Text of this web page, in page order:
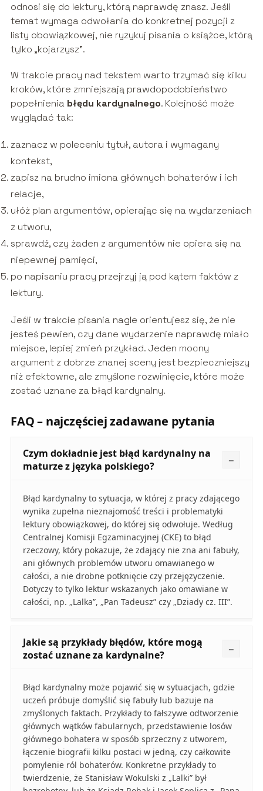
odnosi się do lektury, którą naprawdę znasz. Jeśli
temat wymaga odwołania do konkretnej pozycji z
listy obowiązkowej, nie ryzykuj pisania o książce, którą
tylko „kojarzysz”.
W trakcie pracy nad tekstem warto trzymać się kilku
kroków, które zmniejszają prawdopodobieństwo
popełnienia błędu kardynalnego. Kolejność może
wyglądać tak:
zaznacz w poleceniu tytuł, autora i wymagany
kontekst,
zapisz na brudno imiona głównych bohaterów i ich
relacje,
ułóż plan argumentów, opierając się na wydarzeniach
z utworu,
sprawdź, czy żaden z argumentów nie opiera się na
niepewnej pamięci,
po napisaniu pracy przejrzyj ją pod kątem faktów z
lektury.
Jeśli w trakcie pisania nagle orientujesz się, że nie
jesteś pewien, czy dane wydarzenie naprawdę miało
miejsce, lepiej zmień przykład. Jeden mocny
argument z dobrze znanej sceny jest bezpieczniejszy
niż efektowne, ale zmyślone rozwinięcie, które może
zostać uznane za błąd kardynalny.
FAQ – najczęściej zadawane pytania
Czym dokładnie jest błąd kardynalny na
maturze z języka polskiego?
Błąd kardynalny to sytuacja, w której z pracy zdającego
wynika zupełna nieznajomość treści i problematyki
lektury obowiązkowej, do której się odwołuje. Według
Centralnej Komisji Egzaminacyjnej (CKE) to błąd
rzeczowy, który pokazuje, że zdający nie zna ani fabuły,
ani głównych problemów utworu omawianego w
całości, a nie drobne potknięcie czy przejęzyczenie.
Dotyczy to tylko lektur wskazanych jako omawiane w
całości, np. „Lalka”, „Pan Tadeusz” czy „Dziady cz. III”.
Jakie są przykłady błędów, które mogą
zostać uznane za kardynalne?
Błąd kardynalny może pojawić się w sytuacjach, gdzie
uczeń próbuje domyślić się fabuły lub bazuje na
zmyślonych faktach. Przykłady to fałszywe odtworzenie
głównych wątków fabularnych, przedstawienie losów
głównego bohatera w sposób sprzeczny z utworem,
łączenie biografii kilku postaci w jedną, czy całkowite
pomylenie ról bohaterów. Konkretne przykłady to
twierdzenie, że Stanisław Wokulski z „Lalki” był